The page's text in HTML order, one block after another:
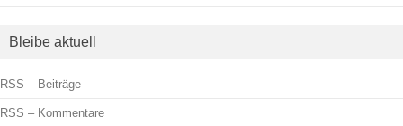
Bleibe aktuell
RSS – Beiträge
RSS – Kommentare